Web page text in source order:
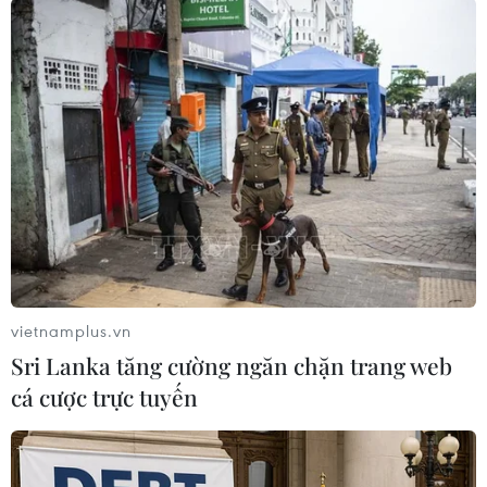
Trong thời gian tới tỉnh sẽ tiếp tục huy động các
nguồn lực nhằm nâng cao đời sống cho người
có công, phấn đấu đến năm 2020 đủ 100%
người có công trên địa bàn tỉnh có mức sống
bằng hoặc cao hơn người dân trong khu vực./.
(TTXVN/Vietnam+)
vietnamplus.vn
Sri Lanka tăng cường ngăn chặn trang web
cá cược trực tuyến